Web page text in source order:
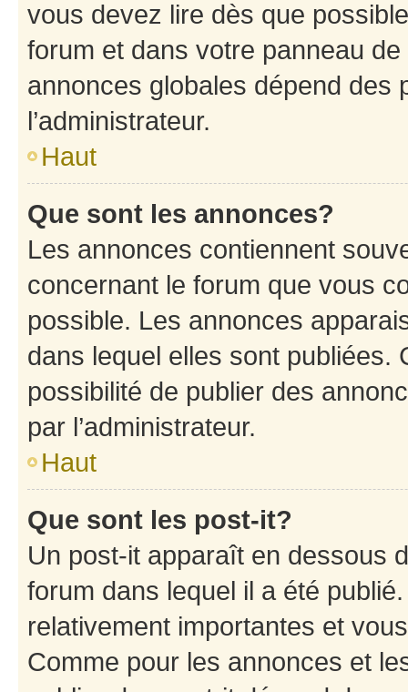
vous devez lire dès que
forum et dans votre panneau
annonces globales dépend des
l’administrateur.
Haut
Que sont les annonces?
Les annonces contiennent
concernant le forum que vous
possible. Les annonces
dans lequel elles sont publiées.
possibilité de publier des
par l’administrateur.
Haut
Que sont les post-it?
Un post-it apparaît en dessous
forum dans lequel il a été
relativement importantes et
Comme pour les annonces et